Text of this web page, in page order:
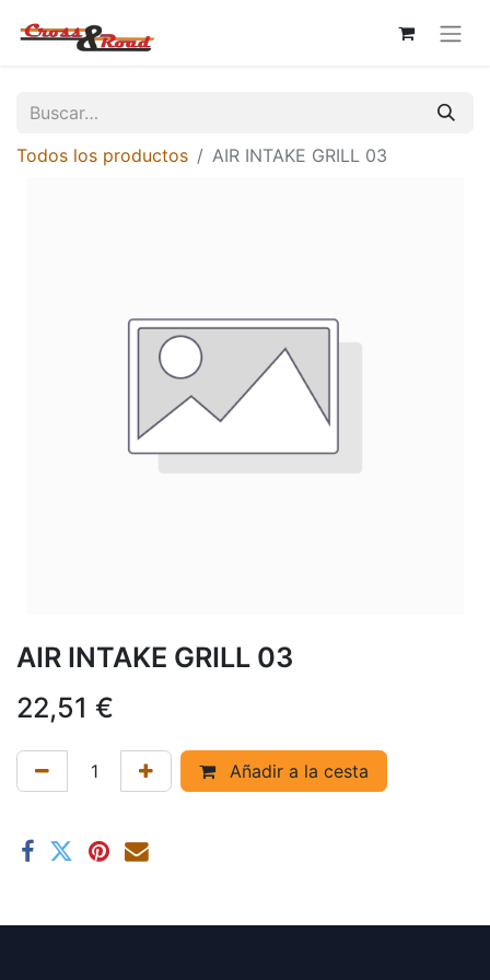
Todos los productos AIR INTAKE GRILL 03
AIR INTAKE GRILL 03
22,51 €
Añadir a la cesta